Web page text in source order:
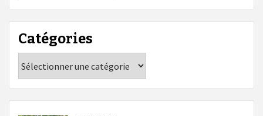
Catégories